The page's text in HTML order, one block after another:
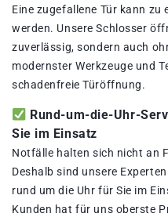
Eine zugefallene Tür kann zu
werden. Unsere Schlosser
zuverlässig, sondern auch
modernster Werkzeuge und
schadenfreie Türöffnung.
Rund-um-die-Uhr-
Sie im Einsatz
Notfälle halten sich nicht an
Deshalb sind unsere
rund um die Uhr für Sie im
Kunden hat für uns oberste